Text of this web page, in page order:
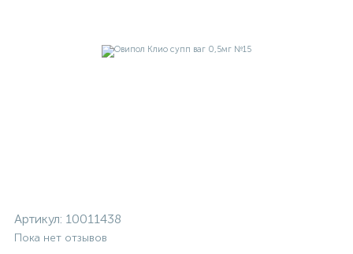
Артикул: 10011438
Пока нет отзывов